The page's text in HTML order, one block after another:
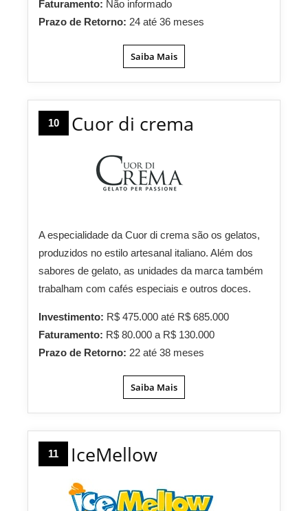
Faturamento: Não informado
Prazo de Retorno: 24 até 36 meses
Saiba Mais
10 Cuor di crema
A especialidade da Cuor di crema são os gelatos,
produzidos no estilo artesanal italiano. Além dos
sabores de gelato, as unidades da marca também
trabalham com cafés especiais e outros doces.
Investimento: R$ 475.000 até R$ 685.000
Faturamento: R$ 80.000 a R$ 130.000
Prazo de Retorno: 22 até 38 meses
Saiba Mais
11 IceMellow